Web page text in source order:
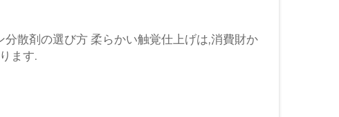
散剤の選び方 柔らかい触覚仕上げは,消費財か
ます.